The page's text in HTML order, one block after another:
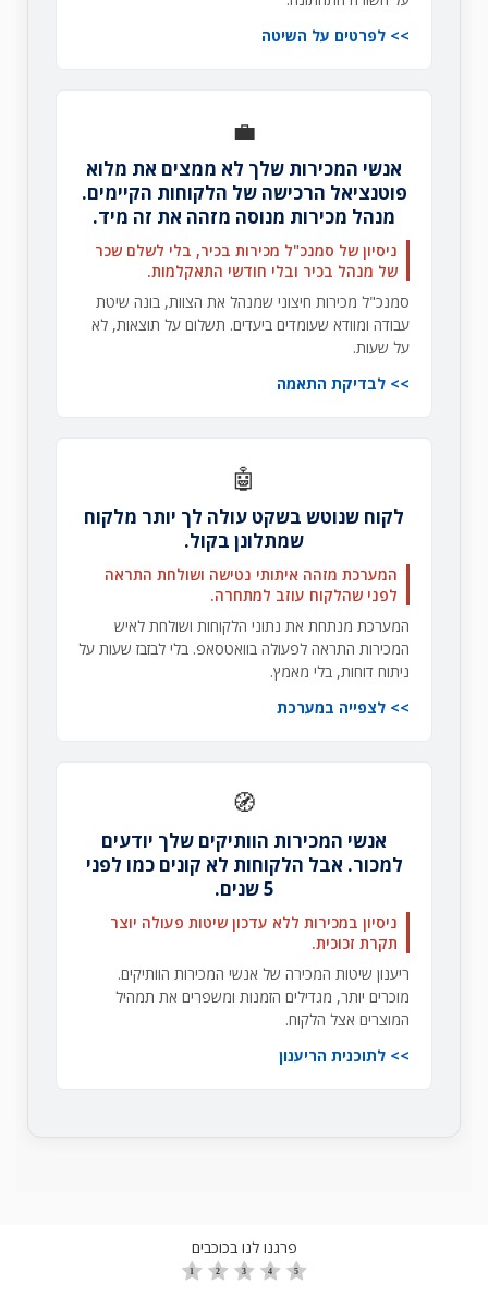
לפרטים על השיטה
💼
אנשי המכירות שלך לא ממצים את מלוא
פוטנציאל הרכישה של הלקוחות הקיימים.
מנהל מכירות מנוסה מזהה את זה מיד.
ניסיון של סמנכ"ל מכירות בכיר, בלי לשלם שכר
של מנהל בכיר ובלי חודשי התאקלמות.
סמנכ"ל מכירות חיצוני שמנהל את הצוות, בונה שיטת
עבודה ומוודא שעומדים ביעדים. תשלום על תוצאות, לא
על שעות.
לבדיקת התאמה
🤖
לקוח שנוטש בשקט עולה לך יותר מלקוח
שמתלונן בקול.
המערכת מזהה איתותי נטישה ושולחת התראה
לפני שהלקוח עוזב למתחרה.
המערכת מנתחת את נתוני הלקוחות ושולחת לאיש
המכירות התראה לפעולה בוואטסאפ. בלי לבזבז שעות על
ניתוח דוחות, בלי מאמץ.
לצפייה במערכת
🧭
אנשי המכירות הוותיקים שלך יודעים
למכור. אבל הלקוחות לא קונים כמו לפני
5 שנים.
ניסיון במכירות ללא עדכון שיטות פעולה יוצר
תקרת זכוכית.
ריענון שיטות המכירה של אנשי המכירות הוותיקים.
מוכרים יותר, מגדילים הזמנות ומשפרים את תמהיל
המוצרים אצל הלקוח.
לתוכנית הריענון
פרגנו לנו בכוכבים